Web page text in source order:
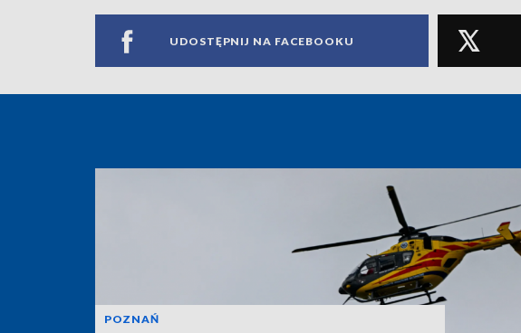
UDOSTĘPNIJ NA FACEBOOKU
POZNAŃ